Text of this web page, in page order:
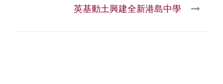
英基動土興建全新港島中學